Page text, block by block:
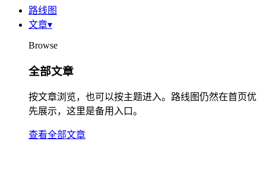
路线图
文章▾
Browse
全部文章
按文章浏览，也可以按主题进入。路线图仍然在首页优
先展示，这里是备用入口。
查看全部文章